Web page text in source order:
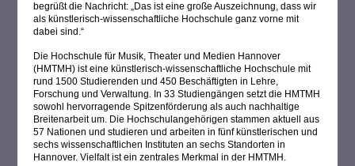
begrüßt die Nachricht: „Das ist eine große Auszeichnung, dass wir
als künstlerisch-wissenschaftliche Hochschule ganz vorne mit
dabei sind.“
Die Hochschule für Musik, Theater und Medien Hannover
(HMTMH) ist eine künstlerisch-wissenschaftliche Hochschule mit
rund 1500 Studierenden und 450 Beschäftigten in Lehre,
Forschung und Verwaltung. In 33 Studiengängen setzt die HMTMH
sowohl hervorragende Spitzenförderung als auch nachhaltige
Breitenarbeit um. Die Hochschulangehörigen stammen aktuell aus
57 Nationen und studieren und arbeiten in fünf künstlerischen und
sechs wissenschaftlichen Instituten an sechs Standorten in
Hannover. Vielfalt ist ein zentrales Merkmal in der HMTMH.